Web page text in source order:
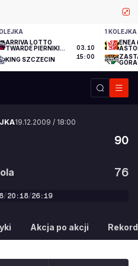
ARRIVA LOTTO
TWARDE PIERNIKI
KING SZCZECIN
03.10
15:00
1 KOLEJKA
ENEA
GÓRA
19.12.2009 / 18:00
90
76
/20 :18/26:19
:76
Akcja po akcji